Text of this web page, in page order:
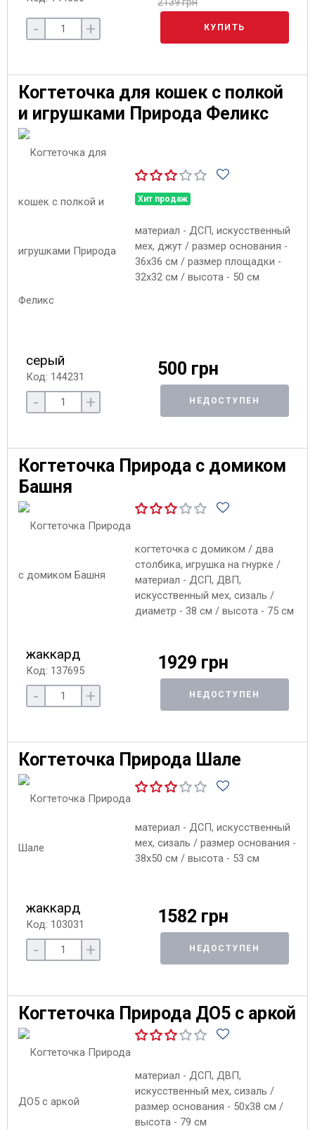
- + КУПИТЬ
Когтеточка для кошек с полкой
и игрушками Природа Феликс
Хит продаж
материал - ДСП, искусственный
мех, джут / размер основания -
36х36 см / размер площадки -
32х32 см / высота - 50 см
серый
Код: 144231 500 грн
- + НЕДОСТУПЕН
Когтеточка Природа с домиком
Башня
когтеточка с домиком / два
столбика, игрушка на гнурке /
материал - ДСП, ДВП,
искусственный мех, сизаль /
диаметр - 38 см / высота - 75 см
жаккард
Код: 137695 1929 грн
- + НЕДОСТУПЕН
Когтеточка Природа Шале
материал - ДСП, искусственный
мех, сизаль / размер основания -
38х50 см / высота - 53 см
жаккард
Код: 103031 1582 грн
- + НЕДОСТУПЕН
Когтеточка Природа ДО5 с аркой
материал - ДСП, ДВП,
искусственный мех, сизаль /
размер основания - 50х38 см /
высота - 79 см